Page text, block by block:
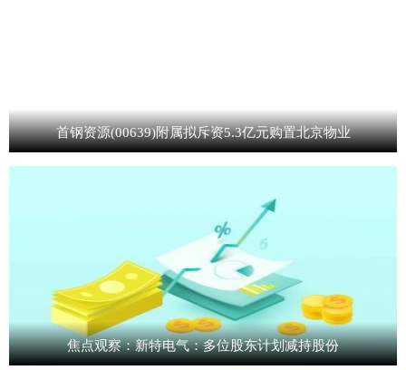
首钢资源(00639)附属拟斥资5.3亿元购置北京物业
焦点观察：新特电气：多位股东计划减持股份